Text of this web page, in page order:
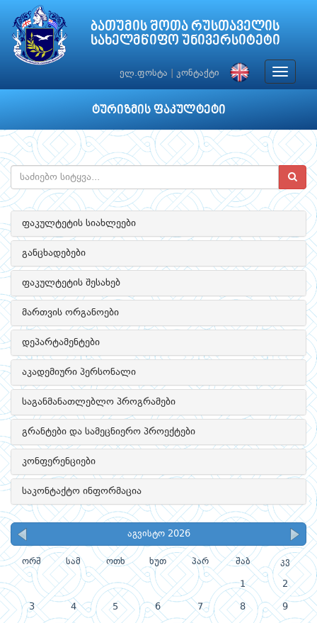
ბათუმის შოთა რუსთაველის
სახელმწიფო უნივერსიტეტი
ელ.ფოსტა კონტაქტი
Toggle
ტურიზმის ფაკულტეტი
ფაკულტეტის სიახლეები
განცხადებები
ფაკულტეტის შესახებ
მართვის ორგანოები
დეპარტამენტები
აკადემიური პერსონალი
საგანმანათლებლო პროგრამები
გრანტები და სამეცნიერო პროექტები
კონფერენციები
საკონტაქტო ინფორმაცია
აგვისტო 2026
ორშ სამ ოთხ ხუთ პარ შაბ კვ
1 2
3 4 5 6 7 8 9